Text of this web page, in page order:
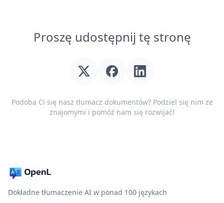
Proszę udostępnij tę stronę
Podoba Ci się nasz tłumacz dokumentów? Podziel się nim ze
znajomymi i pomóż nam się rozwijać!
Dokładne tłumaczenie AI w ponad 100 językach